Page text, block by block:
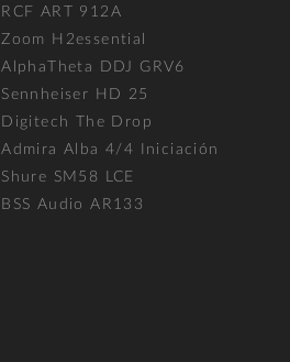
RCF ART 912A
Zoom H2essential
AlphaTheta DDJ GRV6
Sennheiser HD 25
Digitech The Drop
Admira Alba 4/4 Iniciación
Shure SM58 LCE
BSS Audio AR133